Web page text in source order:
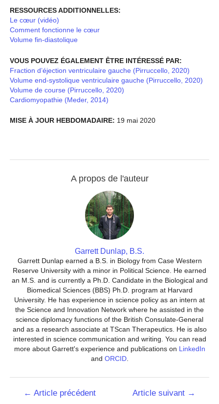
RESSOURCES ADDITIONNELLES:
Le cœur (vidéo)
Comment fonctionne le cœur
Volume fin-diastolique
VOUS POUVEZ ÉGALEMENT ÊTRE INTÉRESSÉ PAR:
Fraction d’éjection ventriculaire gauche (Pirruccello, 2020)
Volume end-systolique ventriculaire gauche (Pirruccello, 2020)
Volume de course (Pirruccello, 2020)
Cardiomyopathie (Meder, 2014)
MISE À JOUR HEBDOMADAIRE: 19 mai 2020
A propos de l'auteur
Garrett Dunlap, B.S.
Garrett Dunlap earned a B.S. in Biology from Case Western
Reserve University with a minor in Political Science. He earned
an M.S. and is currently a Ph.D. Candidate in the Biological and
Biomedical Sciences (BBS) Ph.D. program at Harvard
University. He has experience in science policy as an intern at
the Science and Innovation Network where he assisted in the
science diplomacy functions of the British Consulate-General
and as a research associate at TScan Therapeutics. He is also
interested in science communication and writing. You can read
more about Garrett's experience and publications on LinkedIn
and ORCID.
Navigation
← Article précédent Article suivant →